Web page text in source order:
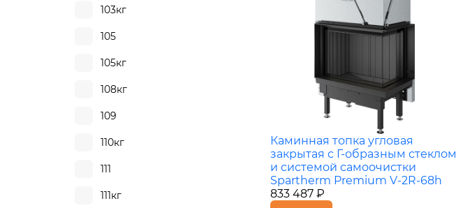
103кг
105
105кг
108кг
109
110кг
111
111кг
Каминная топка угловая
закрытая с Г-образным стеклом
и системой самоочистки
Spartherm Premium V-2R-68h
833 487 ₽